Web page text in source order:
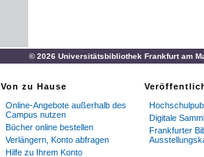
© 2026 Universitätsbibliothek Frankfurt am
Von zu Hause
Online-Angebote außerhalb des
Campus nutzen
Bücher online bestellen
Verlängern, Konto abfragen
Hilfe zu Ihrem Konto
Digitale
Frankfurter